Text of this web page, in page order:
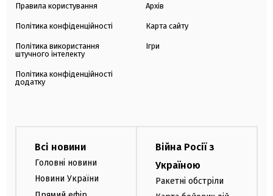
Правила користування
Політика конфіденційності
Політика використання
штучного інтелекту
Політика конфіденційності
додатку
Архів
Карта сайту
Ігри
Всі новини
Головні новини
Новини України
Війна Росії з
Україною
Ракетні обстріли